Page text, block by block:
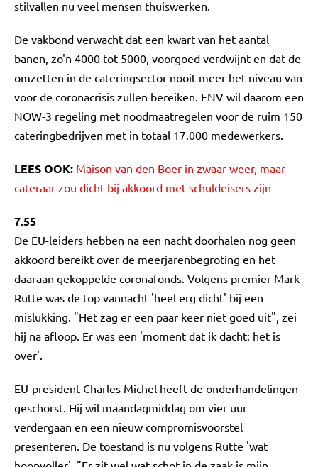
stilvallen nu veel mensen thuiswerken.
De vakbond verwacht dat een kwart van het aantal
banen, zo'n 4000 tot 5000, voorgoed verdwijnt en dat de
omzetten in de cateringsector nooit meer het niveau van
voor de coronacrisis zullen bereiken. FNV wil daarom een
NOW-3 regeling met noodmaatregelen voor de ruim 150
cateringbedrijven met in totaal 17.000 medewerkers.
LEES OOK: Maison van den Boer in zwaar weer, maar
cateraar zou dicht bij akkoord met schuldeisers zijn
7.55
De EU-leiders hebben na een nacht doorhalen nog geen
akkoord bereikt over de meerjarenbegroting en het
daaraan gekoppelde coronafonds. Volgens premier Mark
Rutte was de top vannacht 'heel erg dicht' bij een
mislukking. "Het zag er een paar keer niet goed uit", zei
hij na afloop. Er was een 'moment dat ik dacht: het is
over'.
EU-president Charles Michel heeft de onderhandelingen
geschorst. Hij wil maandagmiddag om vier uur
verdergaan en een nieuw compromisvoorstel
presenteren. De toestand is nu volgens Rutte 'wat